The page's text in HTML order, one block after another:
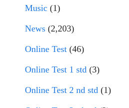
Music (1)
News (2,203)
Online Test (46)
Online Test 1 std (3)
Online Test 2 nd std (1)